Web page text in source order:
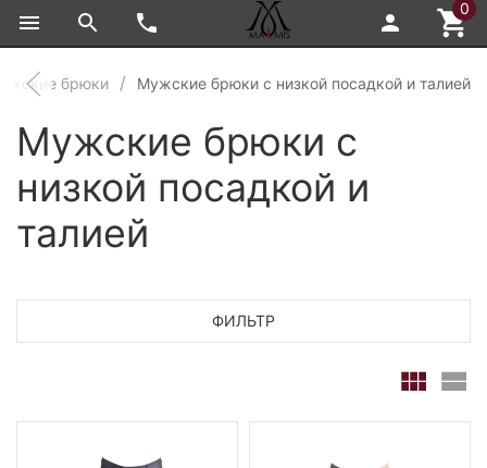
0
брюки Мужские брюки с низкой посадкой и талией
Мужские брюки с
низкой посадкой и
талией
ФИЛЬТР